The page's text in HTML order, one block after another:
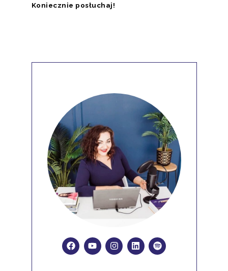
Koniecznie posłuchaj!